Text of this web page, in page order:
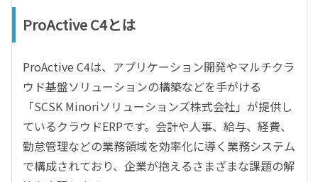
ProActive C4とは
ProActive C4は、アプリケーション開発やマルチクラ
ウド基盤ソリューションの構築などを手がける
「SCSK Minoriソリューションズ株式会社」が提供し
ているクラウドERPです。会計や人事、給与、経費、
勤怠管理などの業務領域を効率化に導く業務システム
で構成されており、企業が抱えるさまざまな課題の解